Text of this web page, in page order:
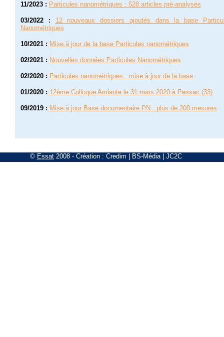
11/2023 : Particules nanométriques : 528 articles pré-analysés
03/2022 :
12 nouveaux dossiers ajoutés dans la base
Nanométriques
10/2021 : Mise à jour de la base Particules nanométriques
02/2021 : Nouvelles données Particules Nanométriques
02/2020 : Particules nanométriques : mise à jour de la base
01/2020 : 12ème Colloque Amiante le 31 mars 2020 à Pessac (33)
09/2019 : Mise à jour Base documentaire PN : plus de 200 mesures
© Essat 2008 - Création : Credim BS-Média| JC2C